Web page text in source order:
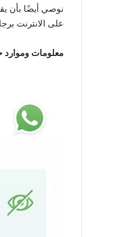
نوصي أيضًا بأن
على الانترنت
معلومات وموارد